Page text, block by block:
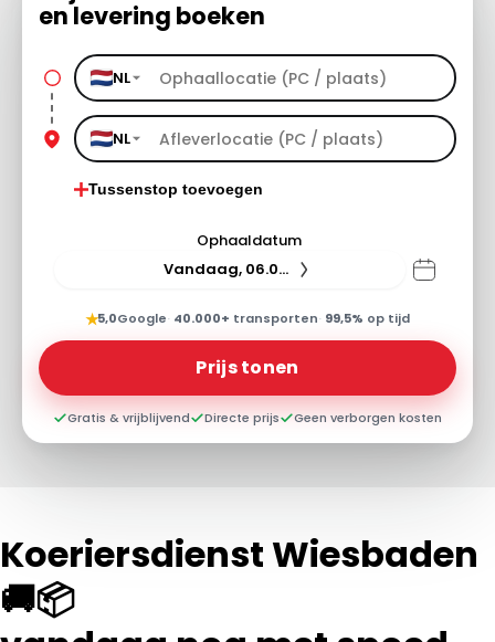
en levering boeken
NL
NL
Tussenstop toevoegen
Ophaaldatum
Vandaag, 06.08.26
★5,0Google· 40.000+ transporten· 99,5% op tijd
Prijs tonen
Gratis & vrijblijvend Directe prijs Geen verborgen kosten
Koeriersdienst Wiesbaden
🚚📦